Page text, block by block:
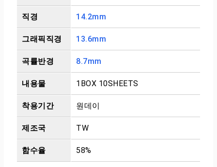
직경 14.2mm
그래픽직경 13.6mm
곡률반경 8.7mm
내용물 1BOX 10SHEETS
착용기간 원데이
제조국 TW
함수율 58%